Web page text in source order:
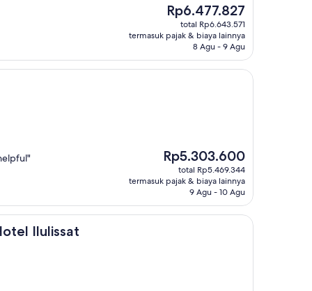
Harga
sekarang
Rp6.477.827
Rp6.477.827
total Rp6.643.571
termasuk pajak & biaya lainnya
8 Agu - 9 Agu
Harga
sekarang
Rp5.303.600
Rp5.303.600
total Rp5.469.344
termasuk pajak & biaya lainnya
9 Agu - 10 Agu
Ilulissat